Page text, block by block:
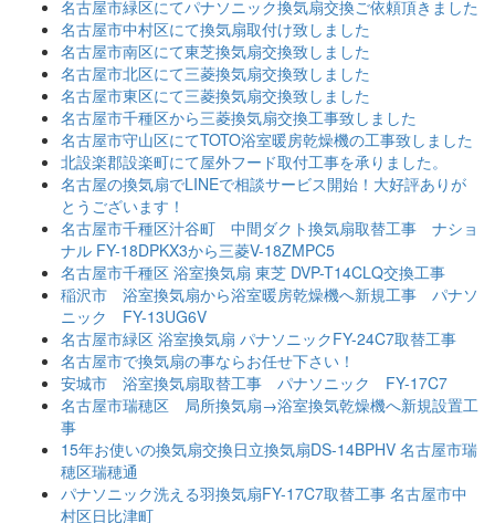
名古屋市緑区にてパナソニック換気扇交換ご依頼頂きました
名古屋市中村区にて換気扇取付け致しました
名古屋市南区にて東芝換気扇交換致しました
名古屋市北区にて三菱換気扇交換致しました
名古屋市東区にて三菱換気扇交換致しました
名古屋市千種区から三菱換気扇交換工事致しました
名古屋市守山区にてTOTO浴室暖房乾燥機の工事致しました
北設楽郡設楽町にて屋外フード取付工事を承りました。
名古屋の換気扇でLINEで相談サービス開始！大好評ありが
とうございます！
名古屋市千種区汁谷町 中間ダクト換気扇取替工事 ナショ
ナル FY-18DPKX3から三菱V-18ZMPC5
名古屋市千種区 浴室換気扇 東芝 DVP-T14CLQ交換工事
稲沢市 浴室換気扇から浴室暖房乾燥機へ新規工事 パナソ
ニック FY-13UG6V
名古屋市緑区 浴室換気扇 パナソニックFY-24C7取替工事
名古屋市で換気扇の事ならお任せ下さい！
安城市 浴室換気扇取替工事 パナソニック FY-17C7
名古屋市瑞穂区 局所換気扇→浴室換気乾燥機へ新規設置工
事
15年お使いの換気扇交換日立換気扇DS-14BPHV 名古屋市瑞
穂区瑞穂通
パナソニック洗える羽換気扇FY-17C7取替工事 名古屋市中
村区日比津町